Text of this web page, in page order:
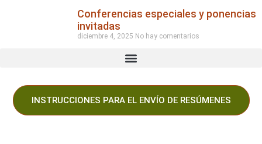
Conferencias especiales y ponencias
invitadas
diciembre 4, 2025 No hay comentarios
INSTRUCCIONES PARA EL ENVÍO DE RESÚMENES